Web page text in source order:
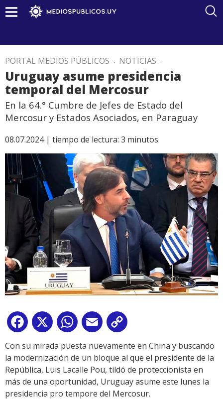
PORTAL MEDIOS PÚBLICOS . NOTICIAS .
Uruguay asume presidencia
temporal del Mercosur
En la 64.° Cumbre de Jefes de Estado del
Mercosur y Estados Asociados, en Paraguay
08.07.2024 | tiempo de lectura: 3 minutos
Facebook
X WhatsApp
Email
Link
Con su mirada puesta nuevamente en China y buscando
la modernización de un bloque al que el presidente de la
República, Luis Lacalle Pou, tildó de proteccionista en
más de una oportunidad, Uruguay asume este lunes la
presidencia pro tempore del Mercosur.